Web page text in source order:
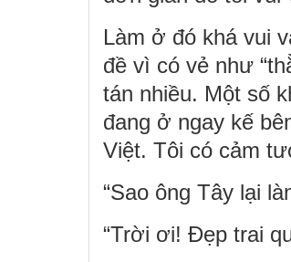
Làm ở đó khá vui
đề vì có vẻ như
tán nhiều. Một số
đang ở ngay kế
Việt. Tôi có cảm
“Sao ông Tây lại
“Trời ơi! Đẹp trai